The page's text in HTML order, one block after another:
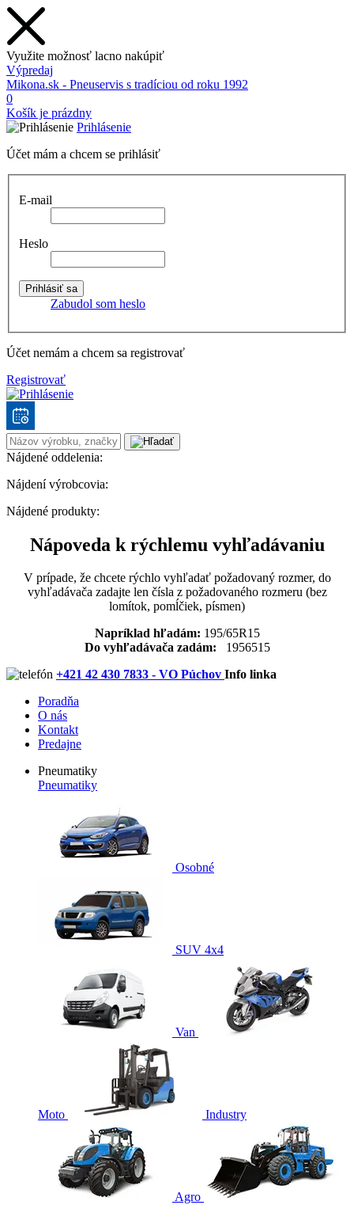
Využite možnosť lacno nakúpiť
Výpredaj
Mikona.sk - Pneuservis s tradíciou od roku 1992
0
Košík je prázdny
Prihlásenie
Účet mám a chcem se prihlásiť
E-mail
Heslo
Zabudol som heslo
Účet nemám a chcem sa registrovať
Registrovať
Nájdené oddelenia:
Nájdení výrobcovia:
Nájdené produkty:
Nápoveda k rýchlemu vyhľadávaniu
V prípade, že chcete rýchlo vyhľadať požadovaný rozmer, do
vyhľadávača zadajte len čísla z požadovaného rozmeru (bez
lomítok, pomĺčiek, písmen)
Napríklad hľadám: 195/65R15
Do vyhľadávača zadám: 1956515
+421 42 430 7833 - VO Púchov Info linka
Poradňa
O nás
Kontakt
Predajne
Pneumatiky
Pneumatiky
Osobné
SUV 4x4
Van
Moto Industry
Agro